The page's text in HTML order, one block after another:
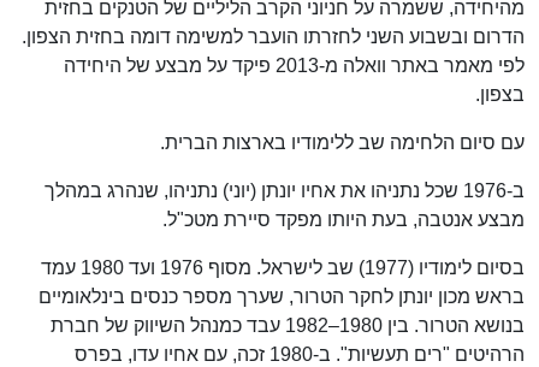
מהיחידה, ששמרה על חניוני הקרב הליליים של הטנקים בחזית
הדרום ובשבוע השני לחזרתו הועבר למשימה דומה בחזית הצפון.
לפי מאמר באתר וואלה מ-2013 פיקד על מבצע של היחידה
בצפון.
עם סיום הלחימה שב ללימודיו בארצות הברית.
ב-1976 שכל נתניהו את אחיו יונתן (יוני) נתניהו, שנהרג במהלך
מבצע אנטבה, בעת היותו מפקד סיירת מטכ"ל.
בסיום לימודיו (1977) שב לישראל. מסוף 1976 ועד 1980 עמד
בראש מכון יונתן לחקר הטרור, שערך מספר כנסים בינלאומיים
בנושא הטרור. בין 1980–1982 עבד כמנהל השיווק של חברת
הרהיטים "רים תעשיות". ב-1980 זכה, עם אחיו עדו, בפרס